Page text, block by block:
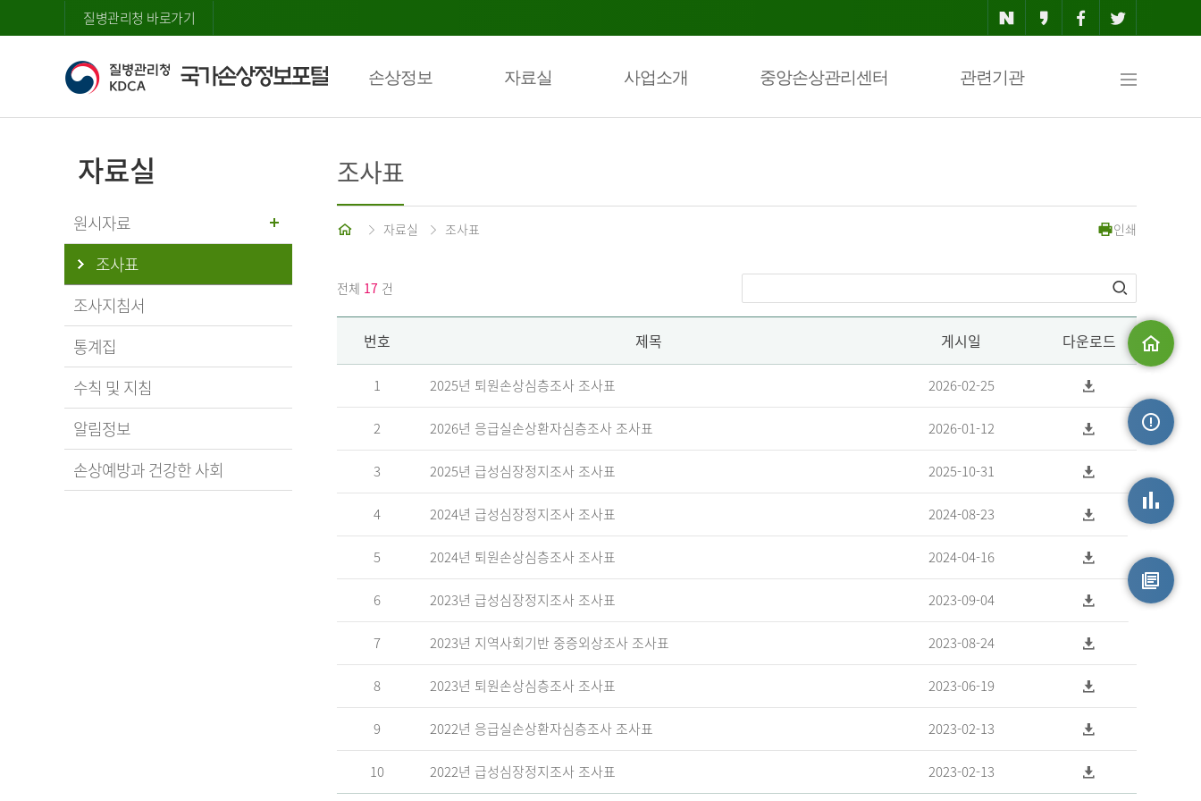
질병관리청 바로가기
손상정보 자료실 사업소개 중앙손상관리센터 관련기관
맵
자료실
원시자료
조사표
조사지침서
통계집
수칙 및 지침
알림정보
손상예방과 건강한 사회
조사표
홈 자료실 조사표 인쇄
전체 17 건
번호 제목 게시일 다운로드
1 2025년 퇴원손상심층조사 조사표 2026-02-25
2 2026년 응급실손상환자심층조사 조사표 2026-01-12
3 2025년 급성심장정지조사 조사표 2025-10-31
4 2024년 급성심장정지조사 조사표 2024-08-23
5 2024년 퇴원손상심층조사 조사표 2024-04-16
6 2023년 급성심장정지조사 조사표 2023-09-04
7 2023년 지역사회기반 중증외상조사 조사표 2023-08-24
8 2023년 퇴원손상심층조사 조사표 2023-06-19
9 2022년 응급실손상환자심층조사 조사표 2023-02-13
10 2022년 급성심장정지조사 조사표 2023-02-13